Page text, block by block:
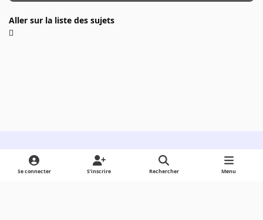
Aller sur la liste des sujets
Light ModeDark ModeSystem Preference
Se connecter S’inscrire Rechercher Menu